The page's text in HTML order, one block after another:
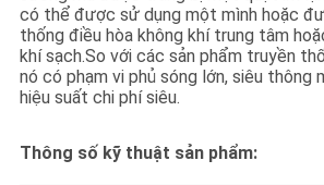
SÁCH
BẢO
MẬT
có thể được sử dụng một mình hoặc
thống điều hòa không khí trung tâm
khí sạch.So với các sản phẩm truyền
nó có phạm vi phủ sóng lớn, siêu thông
hiệu suất chi phí siêu.
Thông số kỹ thuật sản phẩm: